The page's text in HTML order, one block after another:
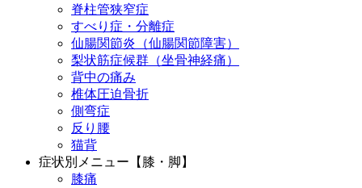
脊柱管狭窄症
すべり症・分離症
仙腸関節炎（仙腸関節障害）
梨状筋症候群（坐骨神経痛）
背中の痛み
椎体圧迫骨折
側弯症
反り腰
猫背
症状別メニュー【膝・脚】
膝痛